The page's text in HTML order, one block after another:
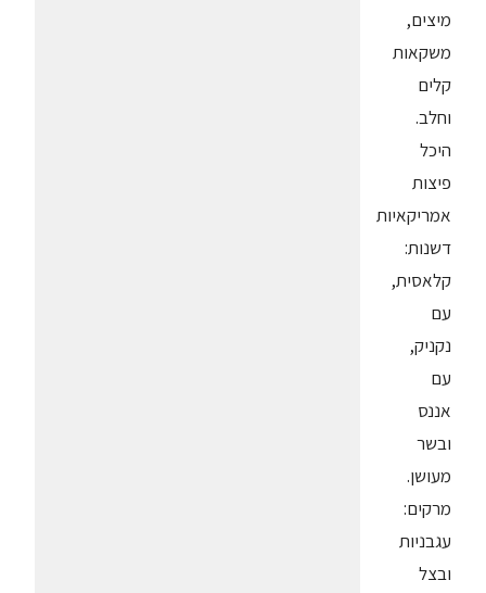
מיצים,
משקאות
קלים
וחלב.
היכל
פיצות
אמריקאיות
דשנות:
קלאסית,
עם
נקניק,
עם
אננס
ובשר
מעושן.
מרקים:
עגבניות
ובצל